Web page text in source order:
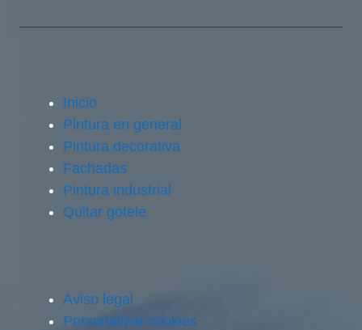
Inicio
Pintura en general
Pintura decorativa
Fachadas
Pintura industrial
Quitar gotele
Aviso legal
Personalizar cookies